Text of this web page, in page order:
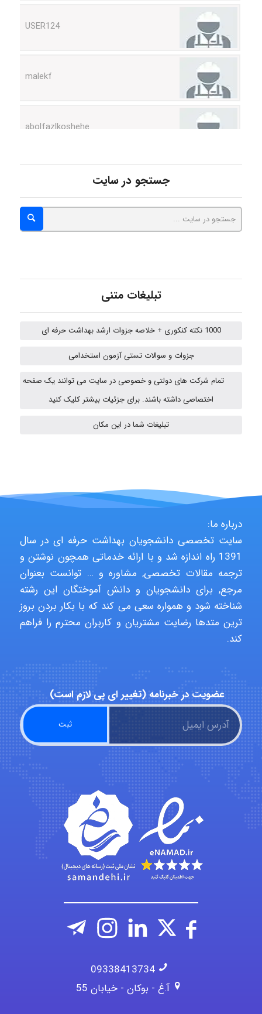
A.balandeh
HaddadiMahsa
USER124
malekf
abolfazlkoshehe
A.balandeh
fatima
Jafar Tym
aghajari vahid
جستجو در سایت
تبلیغات متنی
1000 نکته کنکوری + خلاصه جزوات ارشد بهداشت حرفه ای
جزوات و سوالات تستی آزمون استخدامی
تمام شرکت های دولتی و خصوصی در سایت می توانند یک صفحه
اختصاصی داشته باشند. برای جزئیات بیشتر کلیک کنید
تبلیغات شما در این مکان
درباره ما:
سایت تخصصی دانشجویان بهداشت حرفه ای در سال
1391 راه اندازه شد و با ارائه خدماتی همچون نوشتن و
ترجمه مقالات تخصصی, مشاوره و … توانست بعنوان
مرجع, برای دانشجویان و دانش آموختگان این رشته
شناخته شود و همواره سعی می کند که با بکار بردن بروز
ترین متدها رضایت مشتریان و کاربران محترم را فراهم
کند.
عضویت در خبرنامه (تغییر ای پی لازم است)
09338413734
آ.غ - بوکان - خیابان 55